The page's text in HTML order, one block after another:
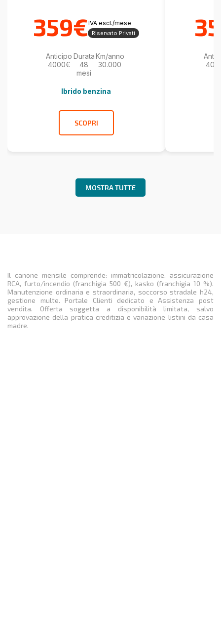
359€IVA escl./mese
Riservato Privati
Anticipo
4000€
Durata
48
mesi
Km/anno
30.000
Ibrido benzina
SCOPRI
MOSTRA TUTTE
Il canone mensile comprende: immatricolazione, assicurazione
RCA, furto/incendio (franchigia 500 €), kasko (franchigia 10 %).
Manutenzione ordinaria e straordinaria, soccorso stradale h24,
gestione multe. Portale Clienti dedicato e Assistenza post
vendita. Offerta soggetta a disponibilità limitata, salvo
approvazione della pratica creditizia e variazione listini da casa
madre.